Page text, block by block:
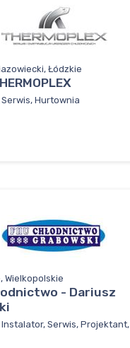
Łódzkie
Hurtownia
Wielkopolskie
- Dariusz
Serwis, Projektant,